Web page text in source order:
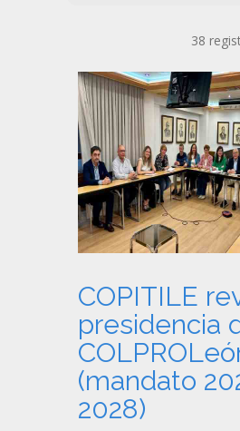
38
COPITILE
presidencia
(mandato
2028)